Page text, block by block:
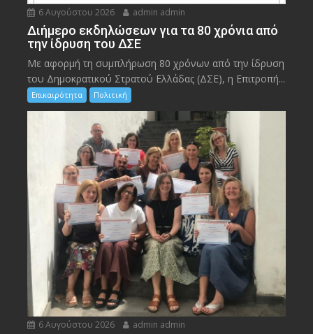
6 Αυγούστου 2026 admin admin
Διήμερο εκδηλώσεων για τα 80 χρόνια από
την ίδρυση του ΔΣΕ
Με αφορμή τη συμπλήρωση 80 χρόνων από την ίδρυση
του Δημοκρατικού Στρατού Ελλάδας (ΔΣΕ), η Επιτροπή...
Επικαιρότητα Πολιτική
6 Αυγούστου 2026 admin admin